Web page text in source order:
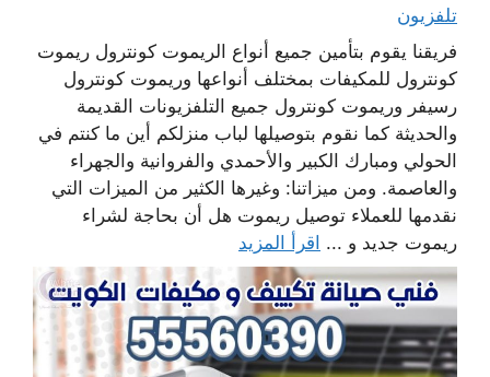
تلفزيون
فريقنا يقوم بتأمين جميع أنواع الريموت كونترول ريموت
كونترول للمكيفات بمختلف أنواعها وريموت كونترول
رسيفر وريموت كونترول جميع التلفزيونات القديمة
والحديثة كما نقوم بتوصيلها لباب منزلكم أين ما كنتم في
الحولي ومبارك الكبير والأحمدي والفروانية والجهراء
والعاصمة. ومن ميزاتنا: وغيرها الكثير من الميزات التي
نقدمها للعملاء توصيل ريموت هل أن بحاجة لشراء
ريموت جديد و ... اقرأ المزيد